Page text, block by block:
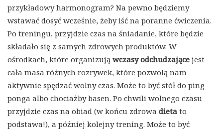
przykładowy harmonogram? Na pewno będziemy
wstawać dosyć wcześnie, żeby iść na poranne ćwiczenia.
Po treningu, przyjdzie czas na śniadanie, które będzie
składało się z samych zdrowych produktów. W
ośrodkach, które organizują wczasy odchudzające jest
cała masa różnych rozrywek, które pozwolą nam
aktywnie spędzać wolny czas. Może to być stół do ping
ponga albo chociażby basen. Po chwili wolnego czasu
przyjdzie czas na obiad (w końcu zdrowa dieta to
podstawa!), a później kolejny trening. Może to być